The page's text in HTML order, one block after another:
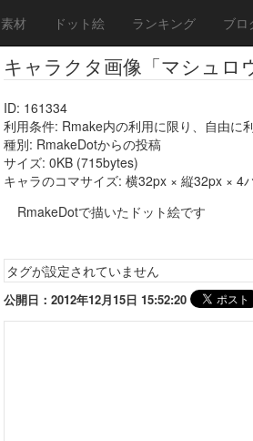
素材 ドット絵 ランキング ブロ
キャラクタ画像「マシュ
ID: 161334
利用条件: Rmake内の利用に限り、自由に
種別: RmakeDotからの投稿
サイズ: 0KB (715bytes)
キャラのコマサイズ: 横32px × 縦32px × 4
RmakeDotで描いたドット絵です
タグが設定されていません
公開日：2012年12月15日 15:52:20